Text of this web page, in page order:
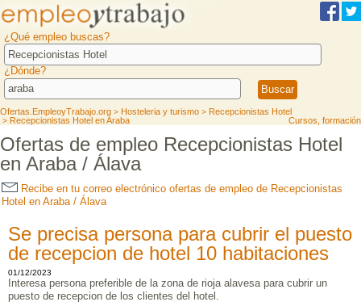
¿Qué empleo buscas?
¿Dónde?
Ofertas.EmpleoyTrabajo.org > Hosteleria y turismo > Recepcionistas Hotel
> Recepcionistas Hotel en Araba Cursos, formación
Ofertas de empleo Recepcionistas Hotel
en Araba / Álava
Recibe en tu correo electrónico ofertas de empleo de Recepcionistas
Hotel en Araba / Álava
Se precisa persona para cubrir el puesto
de recepcion de hotel 10 habitaciones
01/12/2023
Interesa persona preferible de la zona de rioja alavesa para cubrir un
puesto de recepcion de los clientes del hotel.